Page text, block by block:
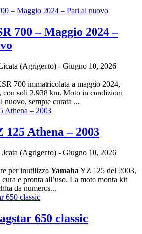
700 – Maggio 2024 –
(Agrigento) - Giugno 10, 2026
700 immatricolata a maggio 2024,
con soli 2.938 km. Moto in condizioni
nuovo, sempre curata ...
125 Athena – 2003
(Agrigento) - Giugno 10, 2026
per inutilizzo Yamaha YZ 125 del 2003,
cura e pronta all’uso. La moto monta kit
da numeros...
650 classic